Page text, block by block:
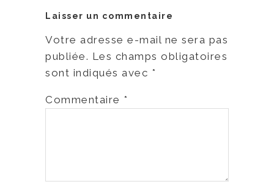
Laisser un commentaire
Votre adresse e-mail ne sera pas
publiée. Les champs obligatoires
sont indiqués avec *
Commentaire *